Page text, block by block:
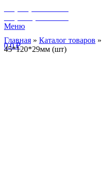
Меню
00₽
Главная » Каталог товаров »
45*120*29мм (шт)